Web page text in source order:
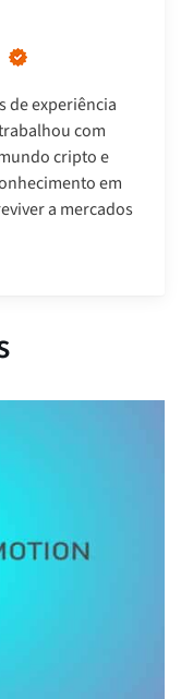
de experiência
com
cripto e
em
a mercados